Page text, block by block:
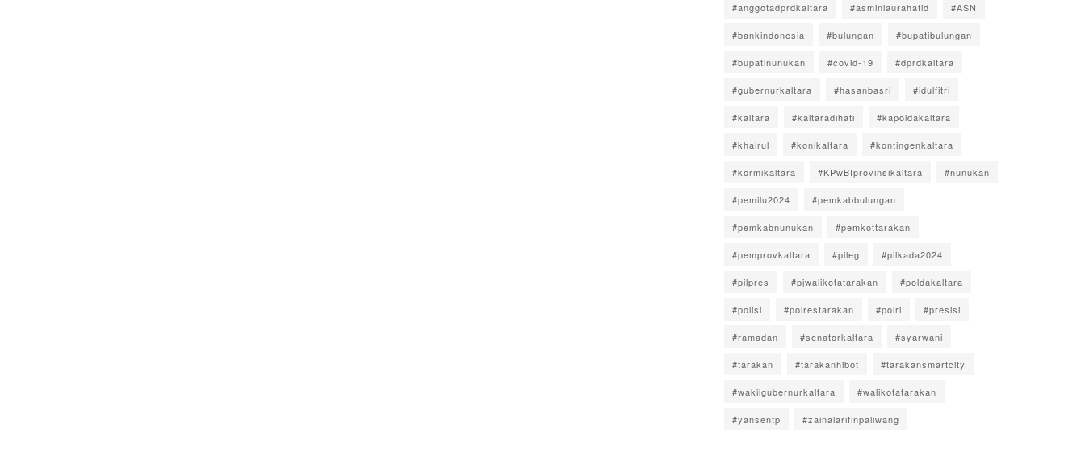
#anggotadprdkaltara #asminlaurahafid #ASN
#bankindonesia #bulungan #bupatibulungan
#bupatinunukan #covid-19 #dprdkaltara
#gubernurkaltara #hasanbasri #idulfitri
#kaltara #kaltaradihati #kapoldakaltara
#khairul #konikaltara #kontingenkaltara
#kormikaltara #KPwBIprovinsikaltara #nunukan
#pemilu2024 #pemkabbulungan
#pemkabnunukan #pemkottarakan
#pemprovkaltara #pileg #pilkada2024
#pilpres #pjwalikotatarakan #poldakaltara
#polisi #polrestarakan #polri #presisi
#ramadan #senatorkaltara #syarwani
#tarakan #tarakanhibot #tarakansmartcity
#wakilgubernurkaltara #walikotatarakan
#yansentp #zainalarifinpaliwang